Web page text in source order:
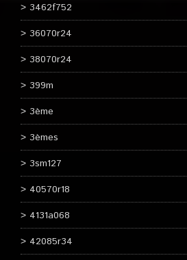
3462f752
36070r24
38070r24
399m
3ème
3èmes
3sm127
40570r18
4131a068
42085r34